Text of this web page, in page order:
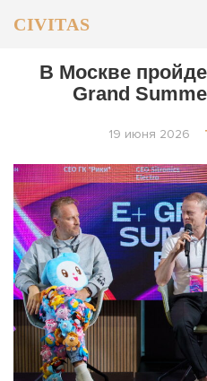
CIVITAS
ОБЩЕСТВО
В Москве
Grand
19 июня 2026